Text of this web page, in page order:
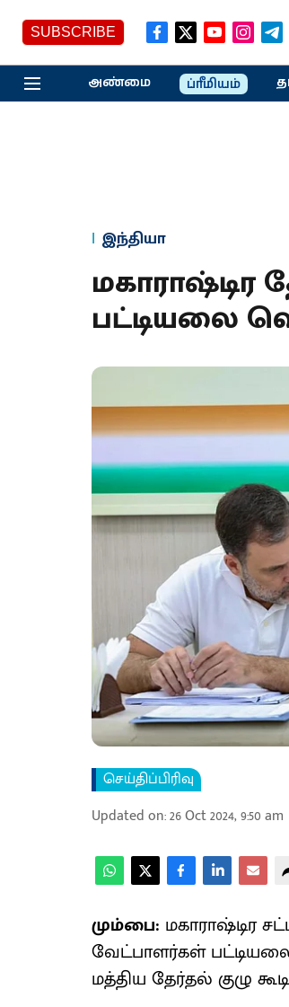
SUBSCRIBE
அண்மை ப்ரீமியம்
இந்தியா
மகாராஷ்டிர
பட்டியலை
செய்திப்பிரிவு
Updated on:26 Oct 2024, 9:50 am
மும்பை: மகாராஷ்டிர
வேட்பாளர்கள்
மத்திய தேர்தல் குழு